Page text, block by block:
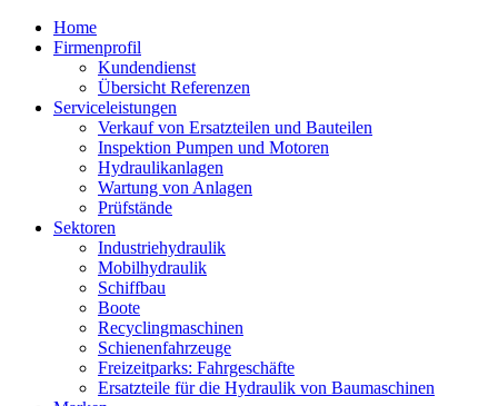
Home
Firmenprofil
Kundendienst
Übersicht Referenzen
Serviceleistungen
Verkauf von Ersatzteilen und Bauteilen
Inspektion Pumpen und Motoren
Hydraulikanlagen
Wartung von Anlagen
Prüfstände
Sektoren
Industriehydraulik
Mobilhydraulik
Schiffbau
Boote
Recyclingmaschinen
Schienenfahrzeuge
Freizeitparks: Fahrgeschäfte
Ersatzteile für die Hydraulik von Baumaschinen